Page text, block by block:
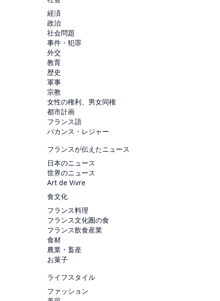
経済
政治
社会問題
事件・犯罪
外交
教育
歴史
軍事
宗教
女性の権利、男女同権
都市計画
フランス語
バカンス・レジャー
フランスが伝えたニュース
日本のニュース
世界のニュース
Art de Vivre
食文化
フランス料理
フランス文化圏の食
フランス飲食産業
食材
農業・畜産
お菓子
ライフスタイル
ファッション